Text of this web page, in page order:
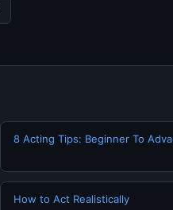
8 Acting Tips: Beginner To
How to Act Realistically